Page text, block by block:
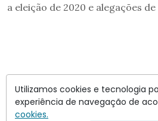
a eleição de 2020 e alegações
Utilizamos cookies e tecnologia
experiência de navegação de
cookies.